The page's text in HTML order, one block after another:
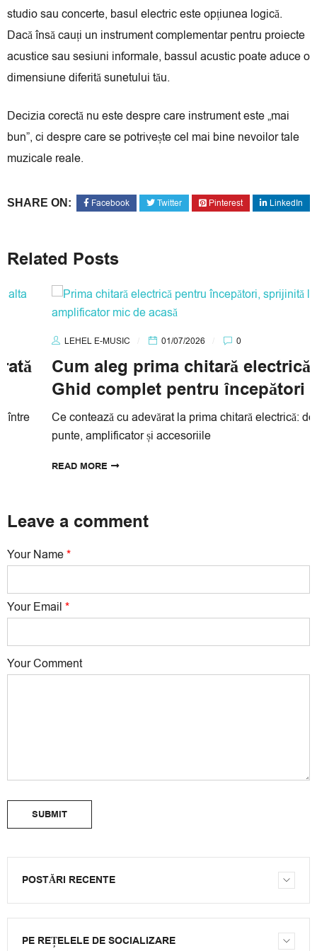
studio sau concerte, basul electric este opțiunea logică.
Dacă însă cauți un instrument complementar pentru proiecte
acustice sau sesiuni informale, bassul acustic poate aduce o
dimensiune diferită sunetului tău.
Decizia corectă nu este despre care instrument este „mai
bun”, ci despre care se potrivește cel mai bine nevoilor tale
muzicale reale.
SHARE ON: Facebook Twitter Pinterest LinkedIn
Related Posts
LEHEL E-MUSIC 01/07/2026 0
Cum aleg prima chitară electrică?
Ghid complet pentru începători
Ce contează cu adevărat la prima chitară electrică: doze, gât,
punte, amplificator și accesoriile
READ MORE
Leave a comment
Your Name*
Your Email *
Your Comment
SUBMIT
POSTĂRI RECENTE
PE REȚELELE DE SOCIALIZARE